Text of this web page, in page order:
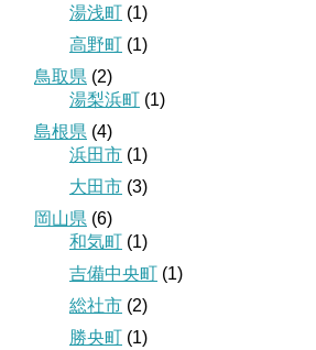
湯浅町 (1)
高野町 (1)
鳥取県 (2)
湯梨浜町 (1)
島根県 (4)
浜田市 (1)
大田市 (3)
岡山県 (6)
和気町 (1)
吉備中央町 (1)
総社市 (2)
勝央町 (1)